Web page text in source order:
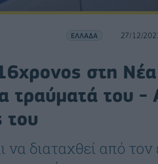
ΕΛΛΑΔΑ 27/12/
στη
τραύματά του -
του
να διαταχθεί από τον